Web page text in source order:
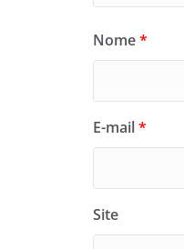
Nome*
E-mail*
Site